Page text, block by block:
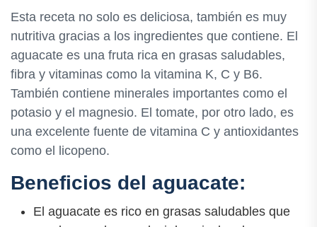
Esta receta no solo es deliciosa, también es muy
nutritiva gracias a los ingredientes que contiene. El
aguacate es una fruta rica en grasas saludables,
fibra y vitaminas como la vitamina K, C y B6.
También contiene minerales importantes como el
potasio y el magnesio. El tomate, por otro lado, es
una excelente fuente de vitamina C y antioxidantes
como el licopeno.
Beneficios del aguacate:
El aguacate es rico en grasas saludables que